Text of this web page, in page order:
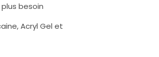
besoin
Acryl Gel et